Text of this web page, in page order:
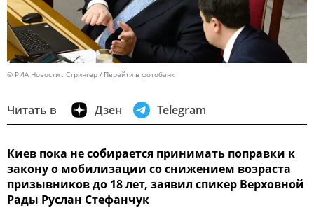
© РИА Новости . Стрингер Перейти в фотобанк
Читать в Дзен Telegram
Киев пока не собирается принимать поправки к
закону о мобилизации со снижением возраста
призывников до 18 лет, заявил спикер Верховной
Рады Руслан Стефанчук